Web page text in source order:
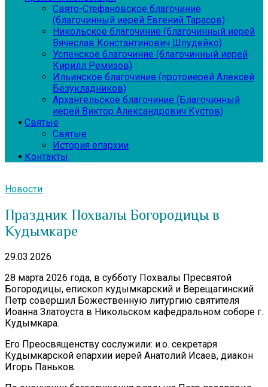
Свято-Стефановское благочиние
(благочинный иерей Евгений Тарасов)
Никольское благочиние (благочинный иерей
Вячеслав Константинович Шпудейко)
Успенское благочиние (благочинный иерей
Кирилл Ремизов)
Ильинское благочиние (протоиерей Алексей
Безукладников)
Архангельское благочиние (Благочинный
иерей Виктор Александрович Кустов)
Святые
Святые
История епархии
Контакты
Новости
Праздник Похвалы Богородицы в
Кудымкаре
29.03.2026
28 марта 2026 года, в субботу Похвалы Пресвятой
Богородицы, епископ кудымкарский и Верещагинский
Петр совершил Божественную литургию святителя
Иоанна Златоуста в Никольском кафедральном соборе г.
Кудымкара.
Его Преосвященству сослужили: и.о. секретаря
Кудымкарской епархии иерей Анатолий Исаев, диакон
Игорь Паньков.